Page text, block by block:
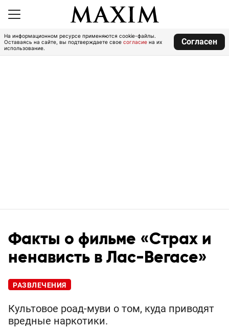
На информационном ресурсе применяются cookie-файлы.
Оставаясь на сайте, вы подтверждаете свое согласие на их
использование.
Согласен
Факты о фильме «Страх и
ненависть в Лас-Вегасе»
РАЗВЛЕЧЕНИЯ
Культовое роад-муви о том, куда приводят
вредные наркотики.